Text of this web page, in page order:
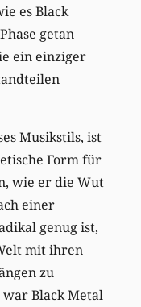
es Black
getan
ein einziger
Musikstils, ist
Form für
wie er die Wut
einer
genug ist,
mit ihren
zu
Black Metal